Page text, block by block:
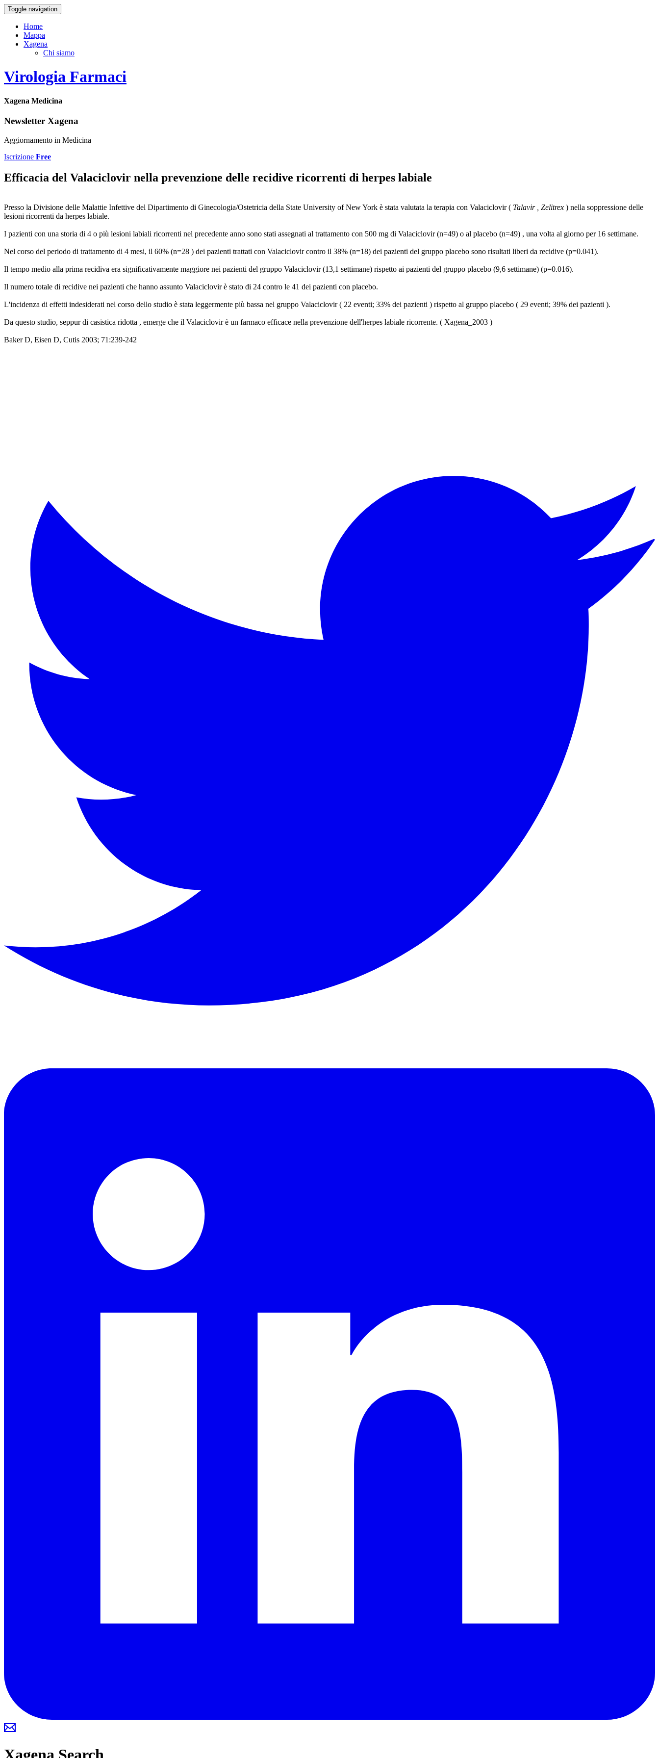
Toggle navigation
Home
Mappa
Xagena
Chi siamo
Virologia Farmaci
Xagena Medicina
Newsletter Xagena
Aggiornamento in Medicina
Iscrizione Free
Efficacia del Valaciclovir nella prevenzione delle recidive ricorrenti di herpes labiale
Presso la Divisione delle Malattie Infettive del Dipartimento di Ginecologia/Ostetricia della State University of New York è stata valutata la terapia con Valaciclovir ( Talavir , Zelitrex ) nella soppressione delle
lesioni ricorrenti da herpes labiale.
I pazienti con una storia di 4 o più lesioni labiali ricorrenti nel precedente anno sono stati assegnati al trattamento con 500 mg di Valaciclovir (n=49) o al placebo (n=49) , una volta al giorno per 16 settimane.
Nel corso del periodo di trattamento di 4 mesi, il 60% (n=28 ) dei pazienti trattati con Valaciclovir contro il 38% (n=18) dei pazienti del gruppo placebo sono risultati liberi da recidive (p=0.041).
Il tempo medio alla prima recidiva era significativamente maggiore nei pazienti del gruppo Valaciclovir (13,1 settimane) rispetto ai pazienti del gruppo placebo (9,6 settimane) (p=0.016).
Il numero totale di recidive nei pazienti che hanno assunto Valaciclovir è stato di 24 contro le 41 dei pazienti con placebo.
L'incidenza di effetti indesiderati nel corso dello studio è stata leggermente più bassa nel gruppo Valaciclovir ( 22 eventi; 33% dei pazienti ) rispetto al gruppo placebo ( 29 eventi; 39% dei pazienti ).
Da questo studio, seppur di casistica ridotta , emerge che il Valaciclovir è un farmaco efficace nella prevenzione dell'herpes labiale ricorrente. ( Xagena_2003 )
Baker D, Eisen D, Cutis 2003; 71:239-242